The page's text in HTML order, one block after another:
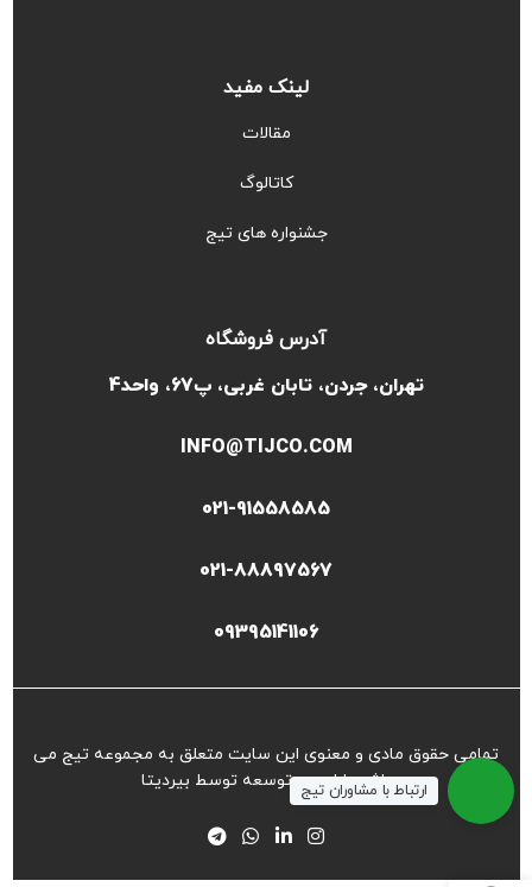
لینک مفید
مقالات
کاتالوگ
جشنواره های تیج
آدرس فروشگاه
تهران، جردن، تابان غربی، پ67، واحد4
INFO@TIJCO.COM
021-91558585
021-88897567
09395141106
تمامی حقوق مادی و معنوی این سایت متعلق به مجموعه تیج می
باشد طراحی و توسعه توسط بیردیتا ارتباط با مشاوران تیج